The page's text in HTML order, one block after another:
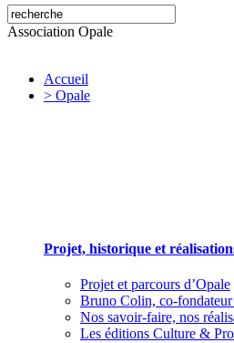
Association Opale
Accueil
> Opale
Projet, historique et
Projet et parcours d’Opale
Bruno Colin, co-
Nos savoir-faire, nos
Les éditions Culture &